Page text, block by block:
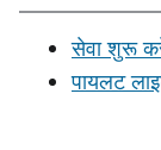
सेवा शुरू
पायलट